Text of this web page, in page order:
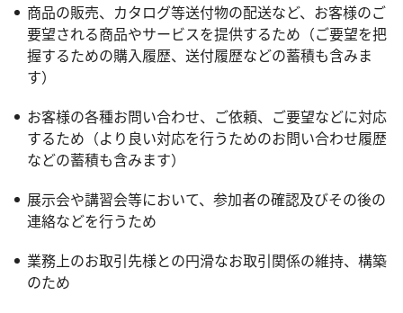
商品の販売、カタログ等送付物の配送など、お客様のご
要望される商品やサービスを提供するため（ご要望を把
握するための購入履歴、送付履歴などの蓄積も含みま
す）
お客様の各種お問い合わせ、ご依頼、ご要望などに対応
するため（より良い対応を行うためのお問い合わせ履歴
などの蓄積も含みます）
展示会や講習会等において、参加者の確認及びその後の
連絡などを行うため
業務上のお取引先様との円滑なお取引関係の維持、構築
のため